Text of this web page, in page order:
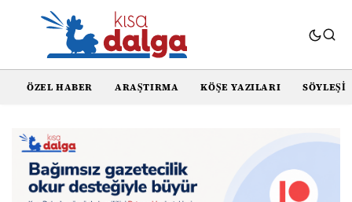
ÖZEL HABER ARAŞTIRMA KÖŞE YAZILARI SÖYLEŞI